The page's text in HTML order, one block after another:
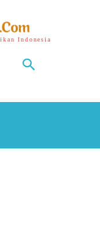
Indonesia